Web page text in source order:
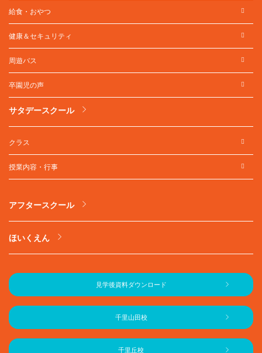
給食・おやつ
健康＆セキュリティ
周遊バス
卒園児の声
サタデースクール
クラス
授業内容・行事
アフタースクール
ほいくえん
見学後資料ダウンロード
千里山田校
千里丘校